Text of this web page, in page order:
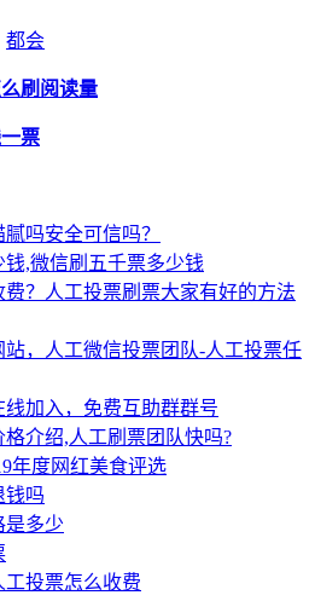
都会
刷阅读量
票
吗安全可信吗？
钱,微信刷五千票多少钱
？人工投票刷票大家有好的方法
，人工微信投票团队-人工投票任
加入，免费互助群群号
介绍,人工刷票团队快吗?
年度网红美食评选
钱吗
是多少
投票怎么收费